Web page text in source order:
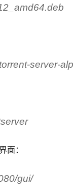
server-
面：
gui/